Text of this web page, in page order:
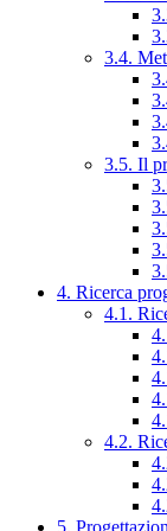
3.4.
3.5. Il
4. Ricerca
4.1.
4.2.
5.